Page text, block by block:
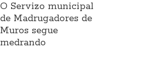
O Servizo municipal
de Madrugadores de
Muros segue
medrando